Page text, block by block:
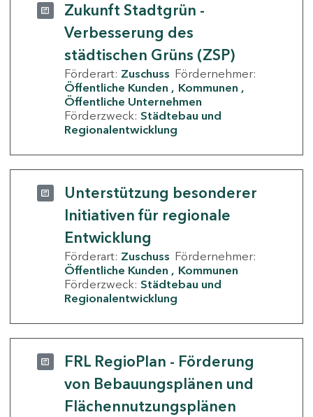
Zukunft Stadtgrün -
Verbesserung des
städtischen Grüns (ZSP)
Förderart: Zuschuss Fördernehmer:
Öffentliche Kunden
Kommunen
Öffentliche Unternehmen
Förderzweck: Städtebau und
Regionalentwicklung
Unterstützung besonderer
Initiativen für regionale
Entwicklung
Förderart: Zuschuss Fördernehmer:
Öffentliche Kunden
Kommunen
Förderzweck: Städtebau und
Regionalentwicklung
FRL RegioPlan - Förderung
von Bebauungsplänen und
Flächennutzungsplänen